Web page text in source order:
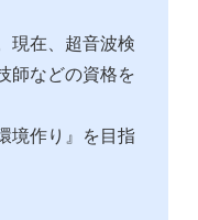
現在、超音波検
師などの資格を
境作り』を目指